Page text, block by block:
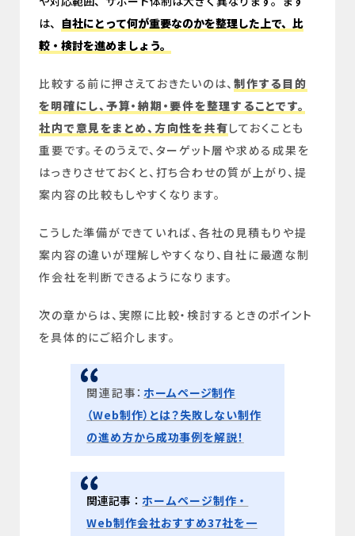
は、 自社にとって何が重要なのかを整理した上で、比
較・検討を進めましょう。
比較する前に押さえておきたいのは、制作する目的
を明確にし、予算・納期・要件を整理することです。
社内で意見をまとめ、方向性を共有しておくことも
重要です。そのうえで、ターゲット層や求める成果を
はっきりさせておくと、打ち合わせの質が上がり、提
案内容の比較もしやすくなります。
こうした準備ができていれば、各社の見積もりや提
案内容の違いが理解しやすくなり、自社に最適な制
作会社を判断できるようになります。
次の章からは、実際に比較・検討するときのポイント
を具体的にご紹介します。
関連記事：ホームページ制作
（Web制作）とは？失敗しない制作
の進め方から成功事例を解説！
関連記事：ホームページ制作・
Web制作会社おすすめ37社を一